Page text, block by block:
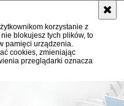
korzystanie z
blokujesz tych plików, to
pamięci urządzenia.
cookies, zmieniając
przeglądarki oznacza